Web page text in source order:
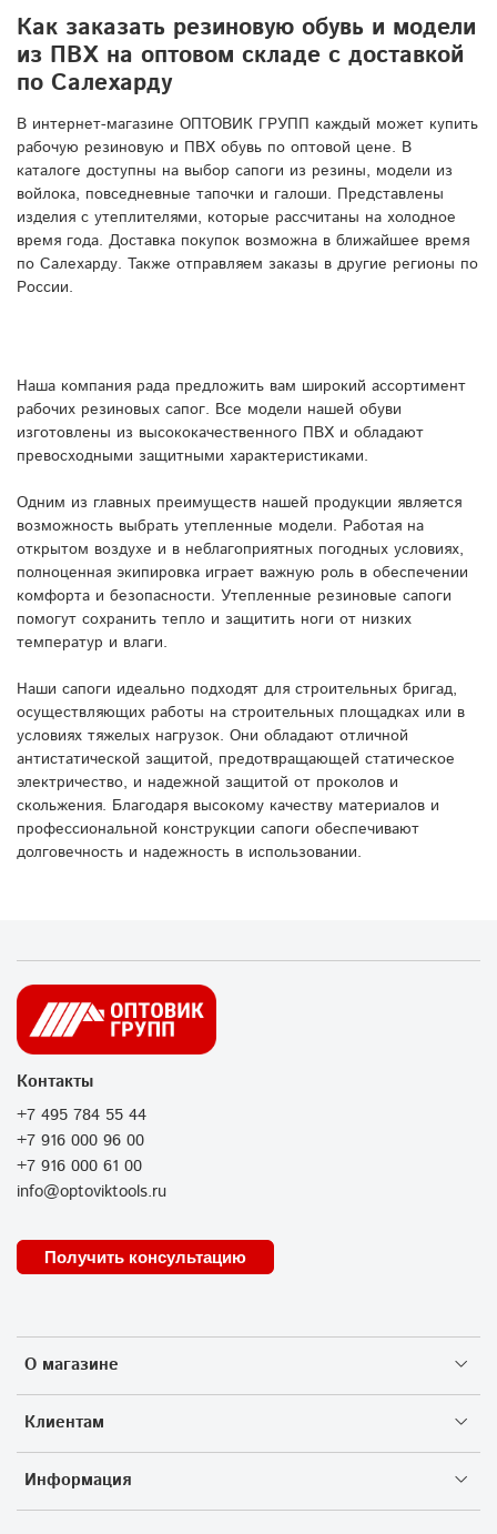
Как заказать резиновую обувь и модели
из ПВХ на оптовом складе с доставкой
по Салехарду
В интернет-магазине ОПТОВИК ГРУПП каждый может купить
рабочую резиновую и ПВХ обувь по оптовой цене. В
каталоге доступны на выбор сапоги из резины, модели из
войлока, повседневные тапочки и галоши. Представлены
изделия с утеплителями, которые рассчитаны на холодное
время года. Доставка покупок возможна в ближайшее время
по Салехарду. Также отправляем заказы в другие регионы по
России.
Наша компания рада предложить вам широкий ассортимент
рабочих резиновых сапог. Все модели нашей обуви
изготовлены из высококачественного ПВХ и обладают
превосходными защитными характеристиками.
Одним из главных преимуществ нашей продукции является
возможность выбрать утепленные модели. Работая на
открытом воздухе и в неблагоприятных погодных условиях,
полноценная экипировка играет важную роль в обеспечении
комфорта и безопасности. Утепленные резиновые сапоги
помогут сохранить тепло и защитить ноги от низких
температур и влаги.
Наши сапоги идеально подходят для строительных бригад,
осуществляющих работы на строительных площадках или в
условиях тяжелых нагрузок. Они обладают отличной
антистатической защитой, предотвращающей статическое
электричество, и надежной защитой от проколов и
скольжения. Благодаря высокому качеству материалов и
профессиональной конструкции сапоги обеспечивают
долговечность и надежность в использовании.
О магазине
Клиентам
Информация
Контакты
+7 495 784 55 44
+7 916 000 96 00
+7 916 000 61 00
info@optoviktools.ru
Получить консультацию